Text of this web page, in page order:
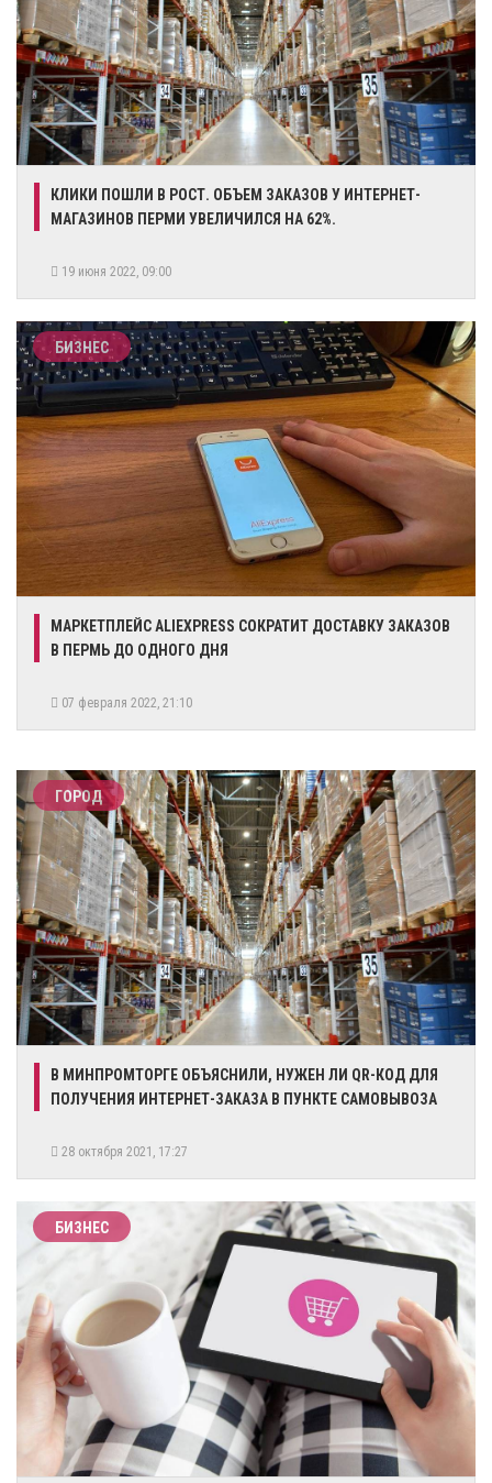
КЛИКИ ПОШЛИ В РОСТ. ОБЪЕМ ЗАКАЗОВ У ИНТЕРНЕТ-
МАГАЗИНОВ ПЕРМИ УВЕЛИЧИЛСЯ НА 62%.
19 июня 2022, 09:00
БИЗНЕС
​МАРКЕТПЛЕЙС ALIEXPRESS СОКРАТИТ ДОСТАВКУ ЗАКАЗОВ
В ПЕРМЬ ДО ОДНОГО ДНЯ
07 февраля 2022, 21:10
ГОРОД
​В МИНПРОМТОРГЕ ОБЪЯСНИЛИ, НУЖЕН ЛИ QR-КОД ДЛЯ
ПОЛУЧЕНИЯ ИНТЕРНЕТ-ЗАКАЗА В ПУНКТЕ САМОВЫВОЗА
28 октября 2021, 17:27
БИЗНЕС